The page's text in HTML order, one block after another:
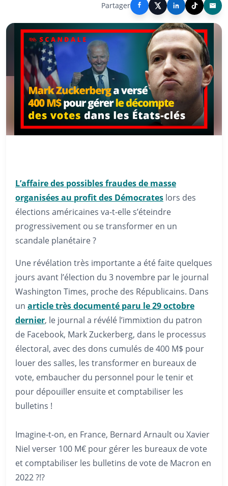
Partager
L’affaire des possibles fraudes de masse
organisées au profit des Démocrates lors des
élections américaines va-t-elle s’éteindre
progressivement ou se transformer en un
scandale planétaire ?
Une révélation très importante a été faite quelques
jours avant l’élection du 3 novembre par le journal
Washington Times, proche des Républicains. Dans
un article très documenté paru le 29 octobre
dernier, le journal a révélé l’immixtion du patron
de Facebook, Mark Zuckerberg, dans le processus
électoral, avec des dons cumulés de 400 M$ pour
louer des salles, les transformer en bureaux de
vote, embaucher du personnel pour le tenir et
pour dépouiller ensuite et comptabiliser les
bulletins !
Imagine-t-on, en France, Bernard Arnault ou Xavier
Niel verser 100 M€ pour gérer les bureaux de vote
et comptabiliser les bulletins de vote de Macron en
2022 ?!?